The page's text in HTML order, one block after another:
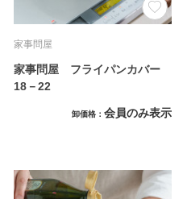
家事問屋
家事問屋 フライパンカバー
18－22
卸価格 会員のみ表示